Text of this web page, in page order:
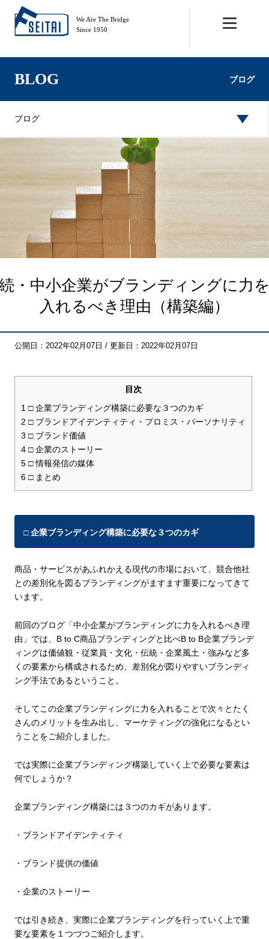
We Are The Bridge
Since 1950
BLOG ブログ
ブログ
・中小企業がブランディングに力
入れるべき理由（構築編）
公開日：2022年02月07日 / 更新日：2022年02月07日
目次
1 □ 企業ブランディング構築に必要な３つのカギ
2 □ ブランドアイデンティティ・プロミス・パーソナリティ
3 □ ブランド価値
4 □ 企業のストーリー
5 □ 情報発信の媒体
6 □ まとめ
□ 企業ブランディング構築に必要な３つのカギ
商品・サービスがあふれかえる現代の市場において、競合他社
との差別化を図るブランディングがますます重要になってきて
います。
前回のブログ「中小企業がブランディングに力を入れるべき理
由」 では、B to C商品ブランディングと比べB to B企業ブランデ
ィングは価値観・従業員・文化・伝統・企業風土・強みなど多
くの要素から構成されるため、差別化が図りやすいブランディ
ング手法であるということ。
そしてこの企業ブランディングに力を入れることで次々とたく
さんのメリットを生み出し、マーケティングの強化になるとい
うことをご紹介しました。
では実際に企業ブランディング構築していく上で必要な要素は
何でしょうか？
企業ブランディング構築には３つのカギがあります。
・ブランドアイデンティティ
・ブランド提供の価値
・企業のストーリー
では引き続き、実際に企業ブランディングを行っていく上で重
要な要素を１つづつご紹介します。